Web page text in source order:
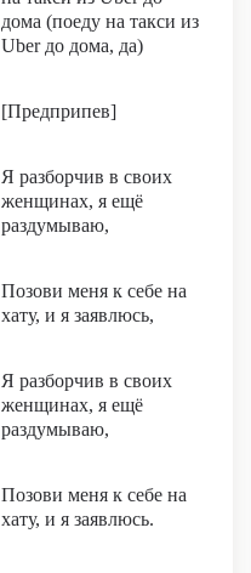
дома (поеду на такси из
Uber до дома, да)
[Предприпев]
Я разборчив в своих
женщинах, я ещё
раздумываю,
Позови меня к себе на
хату, и я заявлюсь,
Я разборчив в своих
женщинах, я ещё
раздумываю,
Позови меня к себе на
хату, и я заявлюсь.